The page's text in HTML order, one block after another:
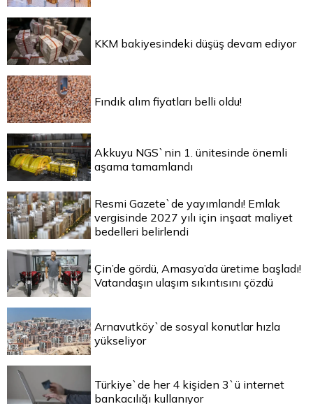
KKM bakiyesindeki düşüş devam ediyor
Fındık alım fiyatları belli oldu!
Akkuyu NGS`nin 1. ünitesinde önemli
aşama tamamlandı
Resmi Gazete`de yayımlandı! Emlak
vergisinde 2027 yılı için inşaat maliyet
bedelleri belirlendi
Çin’de gördü, Amasya’da üretime başladı!
Vatandaşın ulaşım sıkıntısını çözdü
Arnavutköy`de sosyal konutlar hızla
yükseliyor
Türkiye`de her 4 kişiden 3`ü internet
bankacılığı kullanıyor